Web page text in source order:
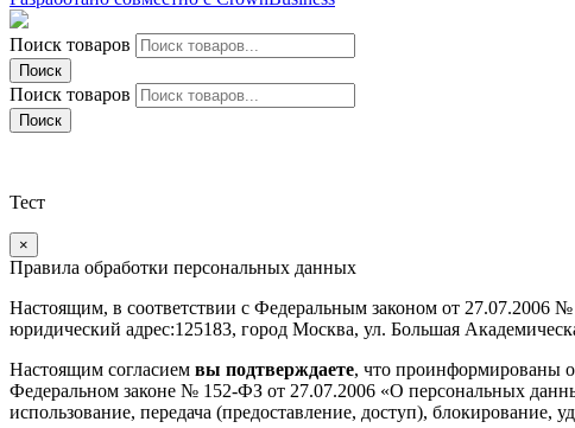
Поиск товаров
Поиск
Поиск товаров
Поиск
Тест
×
Правила обработки персональных данных
Настоящим, в соответствии с Федеральным законом от 27.07.2006
юридический адрес:125183, город Москва, ул. Большая
Настоящим согласием вы подтверждаете, что проинформированы
Федеральном законе № 152-ФЗ от 27.07.2006 «О персональных
использование, передача (предоставление, доступ),